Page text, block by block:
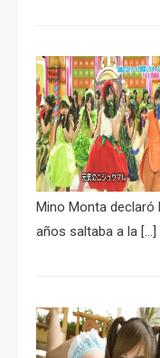
Mino Monta declaró
años saltaba a la […]